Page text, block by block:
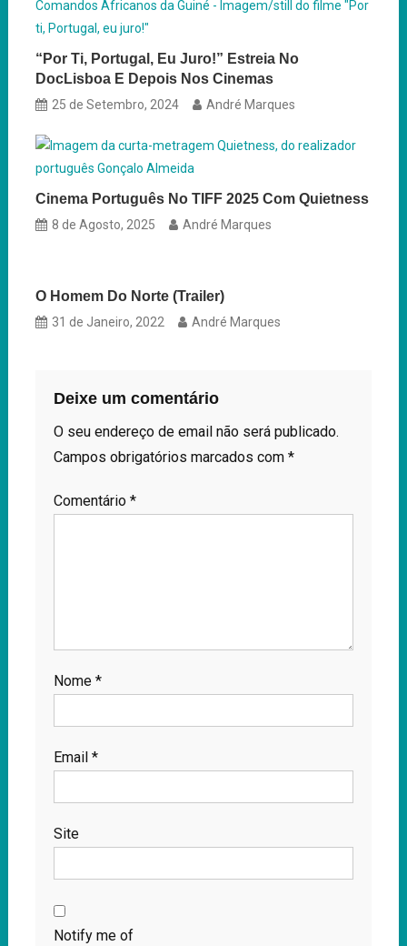
“Por Ti, Portugal, Eu Juro!” Estreia No
DocLisboa E Depois Nos Cinemas
25 de Setembro, 2024 André Marques
Cinema Português No TIFF 2025 Com Quietness
8 de Agosto, 2025 André Marques
O Homem Do Norte (Trailer)
31 de Janeiro, 2022 André Marques
Deixe um comentário
O seu endereço de email não será publicado.
Campos obrigatórios marcados com *
Comentário *
Nome *
Email *
Site
Notify me of